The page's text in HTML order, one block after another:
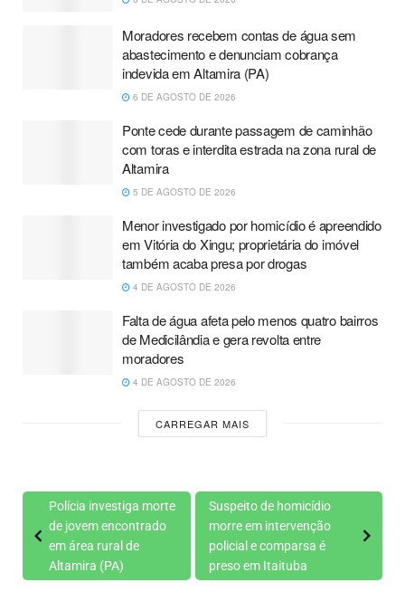
Moradores recebem contas de água sem
abastecimento e denunciam cobrança
indevida em Altamira (PA)
6 DE AGOSTO DE 2026
Ponte cede durante passagem de caminhão
com toras e interdita estrada na zona rural de
Altamira
5 DE AGOSTO DE 2026
Menor investigado por homicídio é apreendido
em Vitória do Xingu; proprietária do imóvel
também acaba presa por drogas
4 DE AGOSTO DE 2026
Falta de água afeta pelo menos quatro bairros
de Medicilândia e gera revolta entre
moradores
4 DE AGOSTO DE 2026
CARREGAR MAIS
Polícia investiga morte
de jovem encontrado
em área rural de
Altamira (PA)
Suspeito de homicídio
morre em intervenção
policial e comparsa é
preso em Itaituba